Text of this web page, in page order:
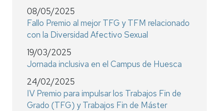
08/05/2025
Fallo Premio al mejor TFG y TFM relacionado
con la Diversidad Afectivo Sexual
19/03/2025
Jornada inclusiva en el Campus de Huesca
24/02/2025
IV Premio para impulsar los Trabajos Fin de
Grado (TFG) y Trabajos Fin de Máster